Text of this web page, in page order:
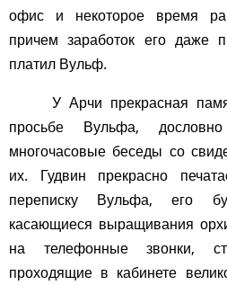
офис и некоторое время
причем заработок его даже
платил Вульф.
У Арчи прекрасная
просьбе Вульфа,
многочасовые беседы со
их. Гудвин прекрасно
переписку Вульфа, его
касающиеся выращивания
на телефонные звонки,
проходящие в кабинете